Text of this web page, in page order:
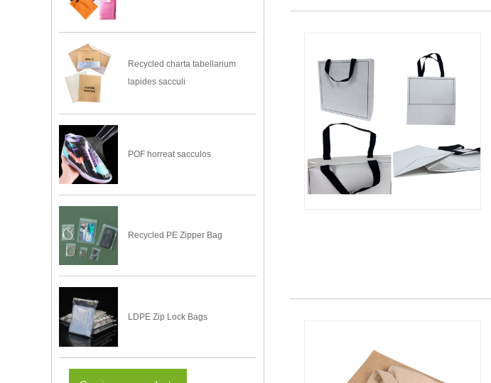
Recycled charta tabellarium
lapides sacculi
POF horreat sacculos
Recycled PE Zipper Bag
LDPE Zip Lock Bags